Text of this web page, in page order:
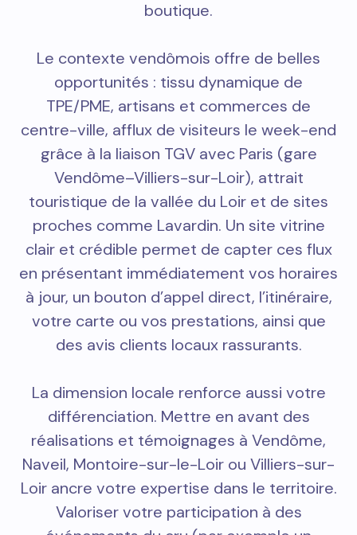
boutique.
Le contexte vendômois offre de belles
opportunités : tissu dynamique de
TPE/PME, artisans et commerces de
centre-ville, afflux de visiteurs le week-end
grâce à la liaison TGV avec Paris (gare
Vendôme–Villiers-sur-Loir), attrait
touristique de la vallée du Loir et de sites
proches comme Lavardin. Un site vitrine
clair et crédible permet de capter ces flux
en présentant immédiatement vos horaires
à jour, un bouton d’appel direct, l’itinéraire,
votre carte ou vos prestations, ainsi que
des avis clients locaux rassurants.
La dimension locale renforce aussi votre
différenciation. Mettre en avant des
réalisations et témoignages à Vendôme,
Naveil, Montoire-sur-le-Loir ou Villiers-sur-
Loir ancre votre expertise dans le territoire.
Valoriser votre participation à des